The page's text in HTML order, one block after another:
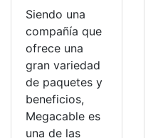
Siendo una
compañía que
ofrece una
gran variedad
de paquetes y
beneficios,
Megacable es
una de las